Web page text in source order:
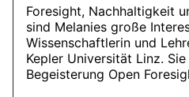
Foresight, Nachhaltigkeit
sind Melanies große
Wissenschaftlerin und
Kepler Universität Linz.
Begeisterung Open